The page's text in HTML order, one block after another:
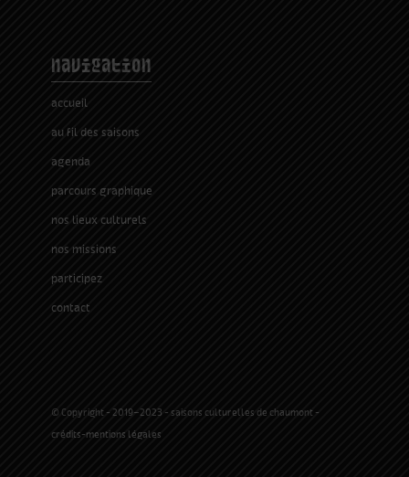
navigation
accueil
au fil des saisons
agenda
parcours graphique
nos lieux culturels
nos missions
participez
contact
© Copyright - 2019-2023 - saisons culturelles de chaumont -
crédits-mentions légales